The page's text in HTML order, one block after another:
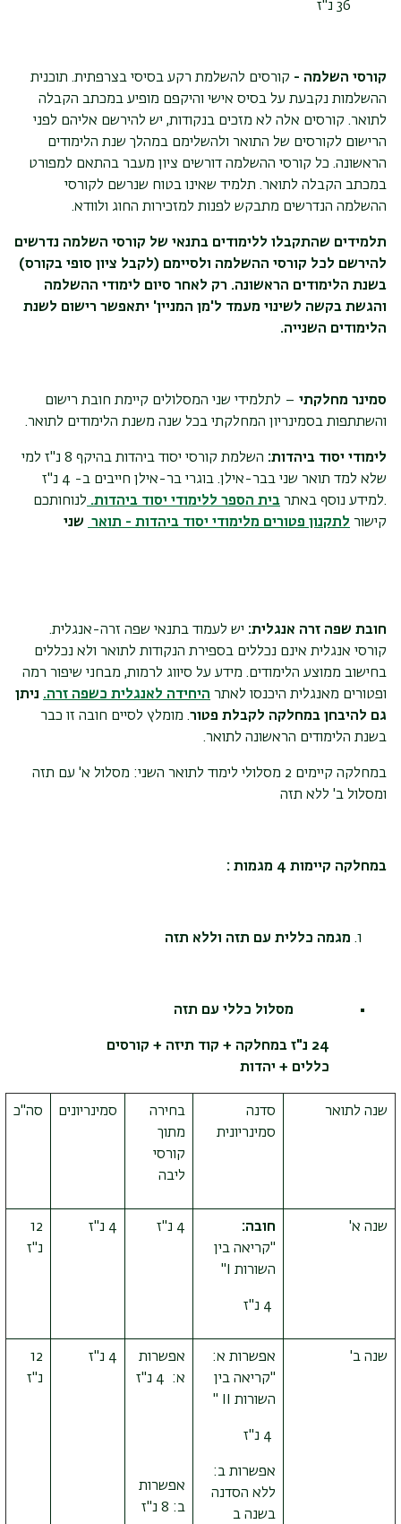
36 נ"ז
קורסי השלמה - קורסים להשלמת רקע בסיסי בצרפתית. תוכנית
ההשלמות נקבעת על בסיס אישי והיקפם מופיע במכתב הקבלה
לתואר. קורסים אלה לא מזכים בנקודות, יש להירשם אליהם לפני
הרישום לקורסים של התואר ולהשלימם במהלך שנת הלימודים
הראשונה. כל קורסי ההשלמה דורשים ציון מעבר בהתאם למפורט
במכתב הקבלה לתואר. תלמיד שאינו בטוח שנרשם לקורסי
ההשלמה הנדרשים מתבקש לפנות למזכירות החוג ולוודא.
תלמידים שהתקבלו ללימודים בתנאי של קורסי השלמה נדרשים
להירשם לכל קורסי ההשלמה ולסיימם (לקבל ציון סופי בקורס)
בשנת הלימודים הראשונה. רק לאחר סיום לימודי ההשלמה
והגשת בקשה לשינוי מעמד ל'מן המניין' יתאפשר רישום לשנת
הלימודים השנייה.
סמינר מחלקתי – לתלמידי שני המסלולים קיימת חובת רישום
והשתתפות בסמינריון המחלקתי בכל שנה משנת הלימודים לתואר.
לימודי יסוד ביהדות:
השלמת קורסי יסוד ביהדות בהיקף 8 נ"ז למי
שלא למד תואר שני בבר-אילן. בוגרי בר-אילן חייבים ב- 4 נ"ז
.למידע נוסף באתר בית הספר ללימודי יסוד ביהדות. לנוחותכם
קישור לתקנון פטורים מלימודי יסוד ביהדות - תואר שני
חובת שפה זרה אנגלית: יש לעמוד בתנאי שפה זרה-אנגלית.
קורסי אנגלית אינם נכללים בספירת הנקודות לתואר ולא נכללים
בחישוב ממוצע הלימודים. מידע על סיווג לרמות, מבחני שיפור רמה
ופטורים מאנגלית היכנסו לאתר היחידה לאנגלית כשפה זרה. ניתן
גם להיבחן במחלקה לקבלת פטור. מומלץ לסיים חובה זו כבר
בשנת הלימודים הראשונה לתואר.
במחלקה קיימים 2 מסלולי לימוד לתואר השני: מסלול א' עם תזה
ומסלול ב' ללא תזה
במחלקה קיימות 4 מגמות :
מגמה כללית עם תזה וללא תזה
מסלול כללי עם תזה
24 נ"ז במחלקה + קוד תיזה + קורסים
כללים + יהדות
שנה לתואר
סדנה
סמינריונית
בחירה
מתוך
קורסי
ליבה
סמינריונים סה"כ
שנה א'
חובה:
"קריאה בין
השורות I
"
4 נ"ז 4 נ"ז
12
נ"ז
שנה ב'
אפשרות א:
"קריאה בין
השורות II
"
אפשרות ב:
ללא הסדנה
בשנה ב
אפשרות
א: 4 נ"ז
אפשרות
ב: 8 נ"ז
4 נ"ז
12
נ"ז